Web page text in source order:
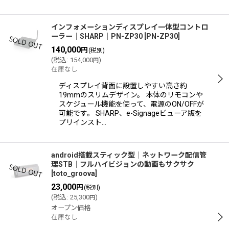
インフォメーションディスプレイ一体型コントロ
ーラー│SHARP│PN-ZP30
PN-ZP30
140,000円 (税別)
(税込 : 154,000円)
在庫なし
ディスプレイ背面に設置しやすい高さ約
19mmのスリムデザイン。 本体のリモコンや
スケジュール機能を使って、電源のON/OFFが
可能です。 SHARP、e-Signageビューア版を
プリインスト…
android搭載スティック型│ネットワーク配信管
理STB│フルハイビジョンの動画もサクサク
toto_groova
23,000円 (税別)
(税込 : 25,300円)
オープン価格
在庫なし